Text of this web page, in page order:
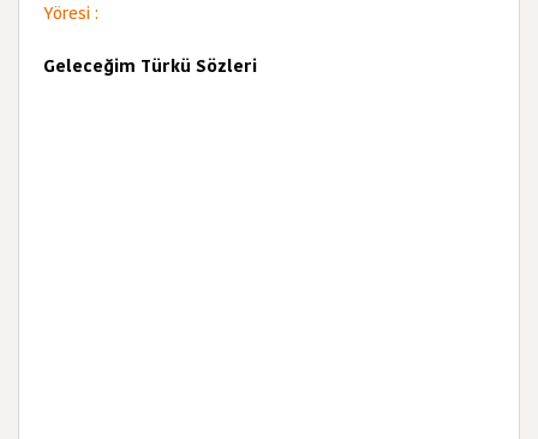
Yöresi :
Geleceğim Türkü Sözleri